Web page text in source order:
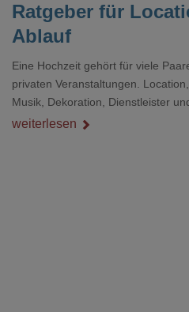
Ratgeber für
Ablauf
Eine Hochzeit gehört für viele
privaten Veranstaltungen.
Musik, Dekoration, Dienstleister
zusammenpassen, damit der Tag
weiterlesen